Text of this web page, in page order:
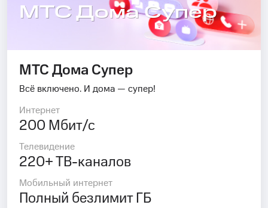
МТС Дома Супер
МТС Дома Супер
Всё включено. И дома — супер!
Интернет
200 Мбит/с
Телевидение
220+ ТВ-каналов
Мобильный интернет
Полный безлимит ГБ